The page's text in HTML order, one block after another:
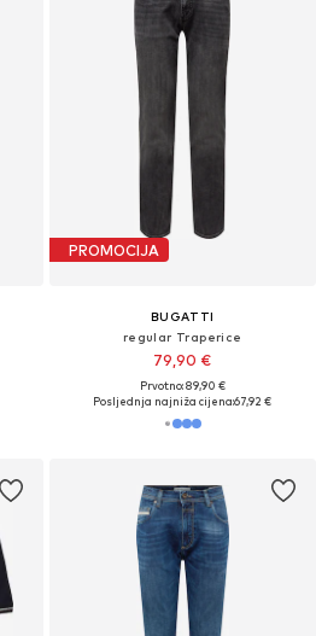
PROMOCIJA
BUGATTI
regular Traperice
79,90 €
Prvotno: 89,90 €
Posljednja najniža cijena:67,92 €